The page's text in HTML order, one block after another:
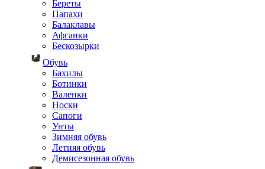
Береты
Папахи
Балаклавы
Афганки
Бескозырки
Обувь
Бахилы
Ботинки
Валенки
Носки
Сапоги
Унты
Зимняя обувь
Летняя обувь
Демисезонная обувь